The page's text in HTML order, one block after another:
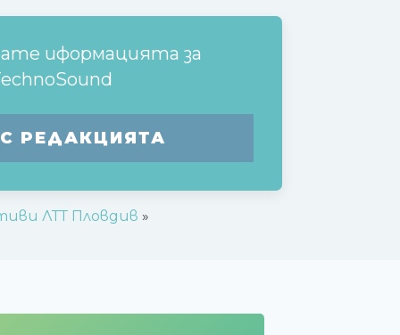
иформацията за
РЕДАКЦИЯТА
ЛТТ Пловдив »